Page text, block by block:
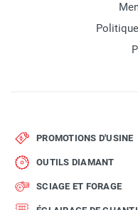
PROMOTIONS D'USINE
OUTILS DIAMANT
SCIAGE ET FORAGE